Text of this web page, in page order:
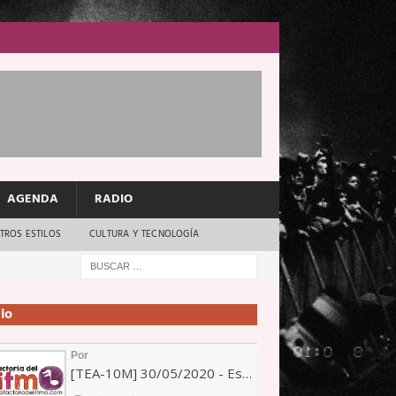
AGENDA RADIO
ESTILOS CULTURA Y TECNOLOGÍA